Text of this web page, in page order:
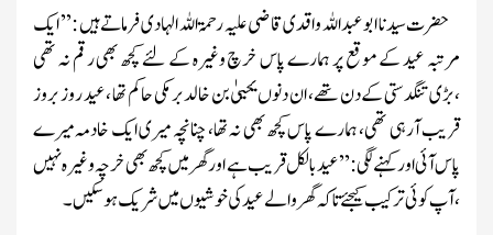
حضرت سیدنا ابو عبداللہ واقدی قاضیعلیہ رحمۃاللہ الہادیفرماتے ہیں :’’ ایک
مرتبہ عید کے موقع پر ہمارے پاس خرچ وغیرہ کے لئے کچھ بھی رقم نہ تھی
،بڑی تنگدستی کے دن تھے، ان دنوں یحییٰ بن خالدبر مکی حاکم تھا ، عید روز بروز
قریب آرہی تھی، ہمارے پاس کچھ بھی نہ تھا، چنانچہ میری ایک خادمہ میرے
پاس آئی اور کہنے لگی: ’’عید بالکل قریب ہے اور گھر میں کچھ بھی خرچہ وغیرہ نہیں
، آپ کوئی ترکیب کیجئے تا کہ گھر والے عید کی خوشیوں میں شریک ہوسکیں۔